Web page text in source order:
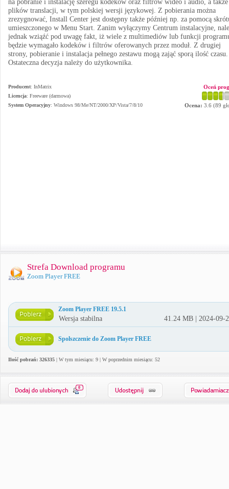
na pobranie i instalację szeregu kodeków oraz filtrów wideo i audio, a także
plików translacji, w tym polskiej wersji językowej. Z pobierania można
zrezygnować, Install Center jest dostępny także później np. za pomocą
umieszczonego w Menu Start. Zanim wyłączymy Centrum instalacyjne,
jednak wziąźć pod uwagę fakt, iż wiele z multimediów lub funkcji
będzie wymagało kodeków i filtrów oferowanych przez moduł. Z drugiej
strony, pobieranie i instalacja pełnego zestawu mogą zająć sporą ilość czasu.
Ostateczna decyzja należy do użytkownika.
Producent: InMatrix
Licencja: Freeware (darmowa)
System Operacyjny: Windows 98/Me/NT/2000/XP/Vista/7/8/10
Oceń
Ocena: 3.6 (89
Strefa Download programu
Zoom Player FREE
Zoom Player FREE 19.5.1
Wersja stabilna 41.24 MB | 2024-09-
Spolszczenie do Zoom Player FREE
Ilość pobrań: 326335 | W tym miesiącu: 9 | W poprzednim miesiącu: 52
0